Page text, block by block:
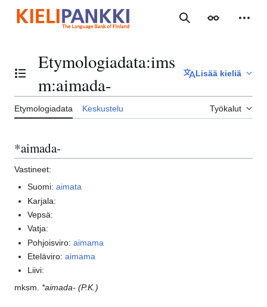
sisältöön
Haku Ulkoasu
Vaihda sisällysluettelo
Etymologiadata:ims
m:aimada-
Lisää kieliä
Etymologiadata Keskustelu Työkalut
*aimada-
Vastineet:
Suomi:aimata
Karjala:
Vepsä:
Vatja:
Pohjoisviro:aimama
Eteläviro:aimama
Liivi:
mksm. *aimada- (P.K.)